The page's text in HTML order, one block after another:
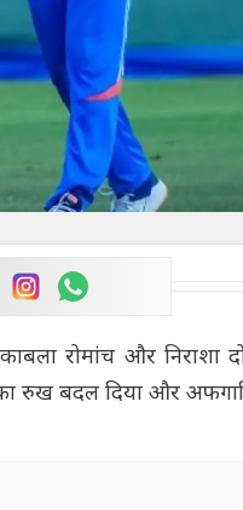
रोमांच और निराशा
रुख बदल दिया और